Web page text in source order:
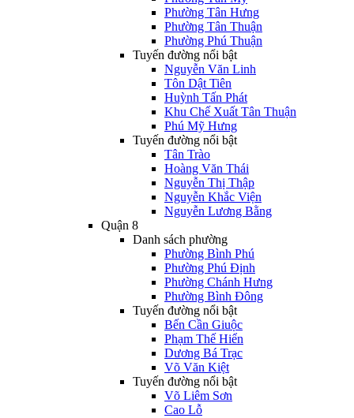
Phường Tân Hưng
Phường Tân Thuận
Phường Phú Thuận
Tuyến đường nổi bật
Nguyễn Văn Linh
Tôn Dật Tiên
Huỳnh Tấn Phát
Khu Chế Xuất Tân Thuận
Phú Mỹ Hưng
Tuyến đường nổi bật
Tân Trào
Hoàng Văn Thái
Nguyễn Thị Thập
Nguyễn Khắc Viện
Nguyễn Lương Bằng
Quận 8
Danh sách phường
Phường Bình Phú
Phường Phú Định
Phường Chánh Hưng
Phường Bình Đông
Tuyến đường nổi bật
Bến Cần Giuộc
Phạm Thế Hiển
Dương Bá Trạc
Võ Văn Kiệt
Tuyến đường nổi bật
Võ Liêm Sơn
Cao Lỗ